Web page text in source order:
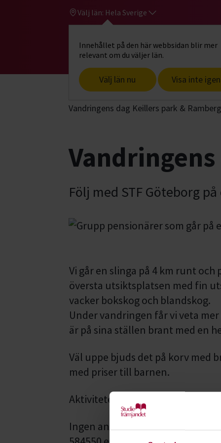
Välj län: Hela Sverige
Innehållet på den här webbsidan blir mer
relevant om du väljer län.
Välj län nu Visa inte igen
Gå till studiefrämjandets startsida
Start Hitta intresse Upptäck, forska
Vandringens dag Keillers park &
Följ med STF Göteborg
Vi går en slinga på 4 km runt
översta utsiktsplatsen med fin
vacker bokskog och blandskog.
Under vandringen får vi veta
är på sina ställen brant med en
Väl uppe bjuds det på korv med
med priser till barnen.
Aktiviteten är kostnadsfri
Ingen anmälan behövs, vid